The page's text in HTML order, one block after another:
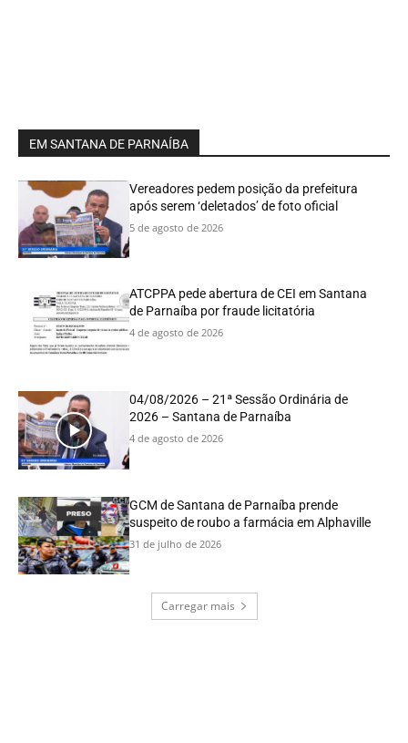
EM SANTANA DE PARNAÍBA
Vereadores pedem posição da prefeitura
após serem ‘deletados’ de foto oficial
5 de agosto de 2026
ATCPPA pede abertura de CEI em Santana
de Parnaíba por fraude licitatória
4 de agosto de 2026
04/08/2026 – 21ª Sessão Ordinária de
2026 – Santana de Parnaíba
4 de agosto de 2026
GCM de Santana de Parnaíba prende
suspeito de roubo a farmácia em Alphaville
31 de julho de 2026
Carregar mais